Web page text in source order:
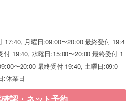
17:40, 月曜日:09:00〜20:00 最終受付 19:4
19:40, 水曜日:15:00〜20:00 最終受付 1
〜20:00 最終受付 19:40, 土曜日:09:0
:休業日